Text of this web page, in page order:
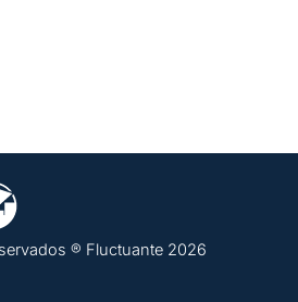
® Fluctuante 2026